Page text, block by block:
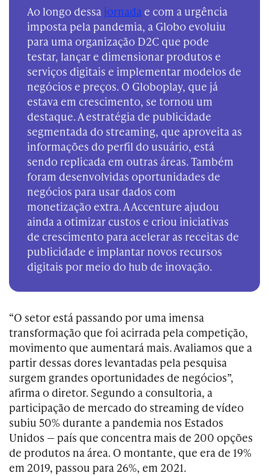
Ao longo dessa jornada e com a urgência
imposta pela pandemia, a Globo evoluiu
para uma organização D2C que pode
testar, lançar e dimensionar produtos e
serviços digitais e implementar modelos de
negócios e preços. O Globoplay, que já
estava em crescimento, se tornou um
destaque. A estratégia de publicidade
segmentada do streaming, que aproveita as
informações do perfil do usuário, está
sendo replicada em outras áreas. Também
foram desenvolvidas oportunidades de
negócios para usar dados com
monetização extra. A Accenture ajudou
ainda a otimizar custos e criou iniciativas
de crescimento para acelerar as receitas de
publicidade e implantar novos recursos
digitais por meio do hub de inovação.
“O setor está passando por uma imensa
transformação que foi acirrada pela competição,
movimento que aumentará mais. Avaliamos que a
partir dessas dores levantadas pela pesquisa
surgem grandes oportunidades de negócios”,
afirma o diretor. Segundo a consultoria, a
participação de mercado do streaming de vídeo
subiu 50% durante a pandemia nos Estados
Unidos — país que concentra mais de 200 opções
de produtos na área. O montante, que era de 19%
em 2019, passou para 26%, em 2021.